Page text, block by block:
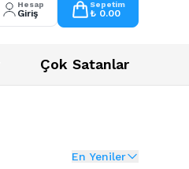
Hesap
Giriş
Sepetim
₺ 0.00
Çok Satanlar
En Yeniler